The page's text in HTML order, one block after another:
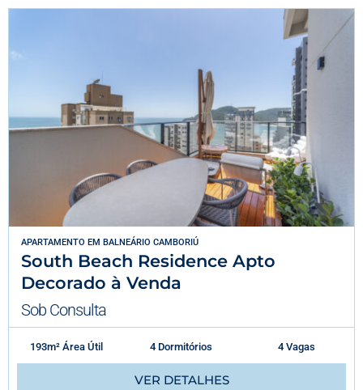
APARTAMENTO EM BALNEÁRIO CAMBORIÚ
South Beach Residence Apto
Decorado à Venda
Sob Consulta
193m² Área Útil 4 Dormitórios 4 Vagas
VER DETALHES